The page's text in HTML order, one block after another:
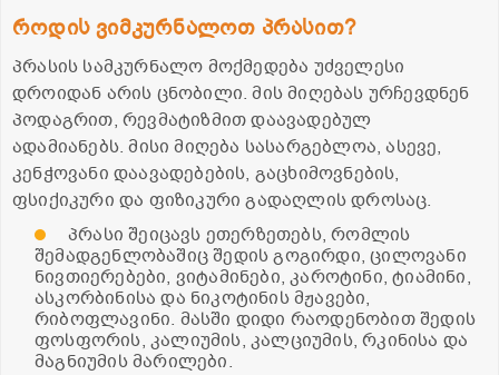
როდის ვიმკურნალოთ პრასით?
პრასის სამკურნალო მოქმედება უძველესი
დროიდან არის ცნობილი. მის მიღებას ურჩევდნენ
პოდაგრით, რევმატიზმით დაავადებულ
ადამიანებს. მისი მიღება სასარგებლოა, ასევე,
კენჭოვანი დაავადებების, გაცხიმოვნების,
ფსიქიკური და ფიზიკური გადაღლის დროსაც.
პრასი შეიცავს ეთერზეთებს, რომლის
შემადგენლობაშიც შედის გოგირდი, ცილოვანი
ნივთიერებები, ვიტამინები, კაროტინი, ტიამინი,
ასკორბინისა და ნიკოტინის მჟავები,
რიბოფლავინი. მასში დიდი რაოდენობით შედის
ფოსფორის, კალიუმის, კალციუმის, რკინისა და
მაგნიუმის მარილები.